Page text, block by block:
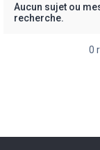
Aucun sujet ou
recherche.
0